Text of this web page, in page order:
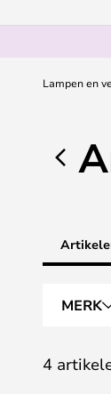
Lampen en
MERK
4